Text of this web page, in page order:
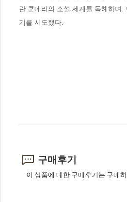
란 쿤데라의 소설 세계를 독해하며
기를 시도했다.
구매후기
이 상품에 대한 구매후기는 구매